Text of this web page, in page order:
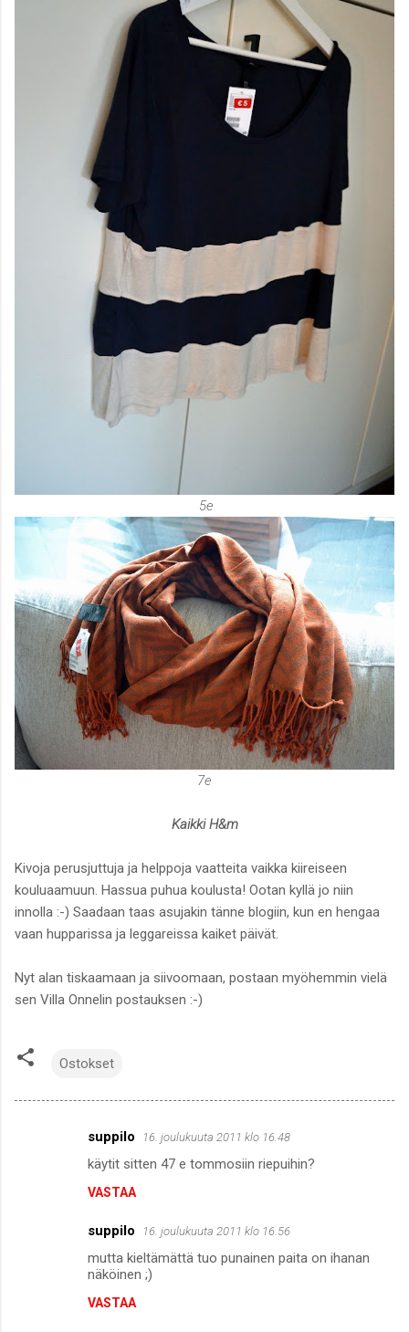
5e
7e
Kaikki H&m
Kivoja perusjuttuja ja helppoja vaatteita vaikka kiireiseen
kouluaamuun. Hassua puhua koulusta! Ootan kyllä jo niin
innolla :-) Saadaan taas asujakin tänne blogiin, kun en hengaa
vaan hupparissa ja leggareissa kaiket päivät.
Nyt alan tiskaamaan ja siivoomaan, postaan myöhemmin vielä
sen Villa Onnelin postauksen :-)
Ostokset
suppilo 16. joulukuuta 2011 klo 16.48
käytit sitten 47 e tommosiin riepuihin?
VASTAA
suppilo 16. joulukuuta 2011 klo 16.56
mutta kieltämättä tuo punainen paita on ihanan
näköinen ;)
VASTAA